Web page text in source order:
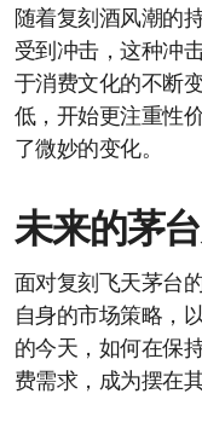
随着复刻酒风潮的
受到冲击，这种冲
于消费文化的不断
低，开始更注重性
了微妙的变化。
未来的茅
面对复刻飞天茅台
自身的市场策略，
的今天，如何在保
费需求，成为摆在